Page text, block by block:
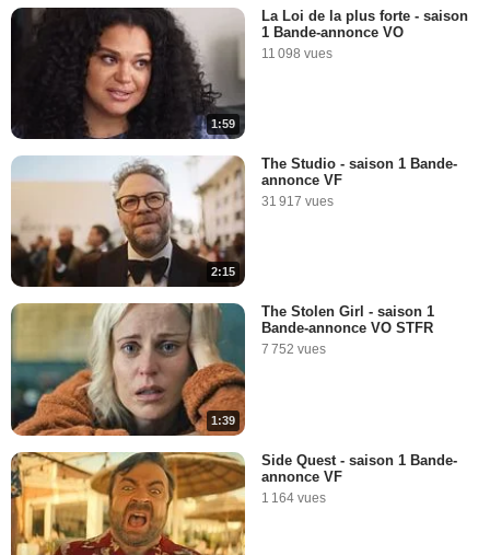
1:59
La Loi de la plus forte - saison
1 Bande-annonce VO
11 098 vues
2:15
The Studio - saison 1 Bande-
annonce VF
31 917 vues
1:39
The Stolen Girl - saison 1
Bande-annonce VO STFR
7 752 vues
Side Quest - saison 1 Bande-
annonce VF
1 164 vues